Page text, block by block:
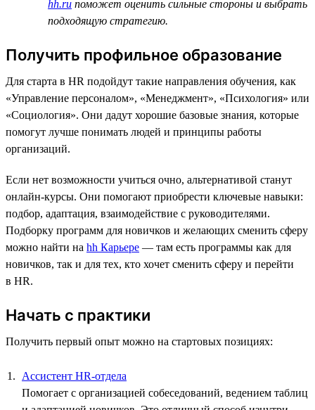
hh.ru поможет оценить сильные стороны и выбрать
подходящую стратегию.
Получить профильное образование
Для старта в HR подойдут такие направления обучения, как
«Управление персоналом», «Менеджмент», «Психология» или
«Социология». Они дадут хорошие базовые знания, которые
помогут лучше понимать людей и принципы работы
организаций.
Если нет возможности учиться очно, альтернативой станут
онлайн-курсы. Они помогают приобрести ключевые навыки:
подбор, адаптация, взаимодействие с руководителями.
Подборку программ для новичков и желающих сменить сферу
можно найти на hh Карьере — там есть программы как для
новичков, так и для тех, кто хочет сменить сферу и перейти
в HR.
Начать с практики
Получить первый опыт можно на стартовых позициях:
Ассистент HR-отдела
Помогает с организацией собеседований, ведением таблиц